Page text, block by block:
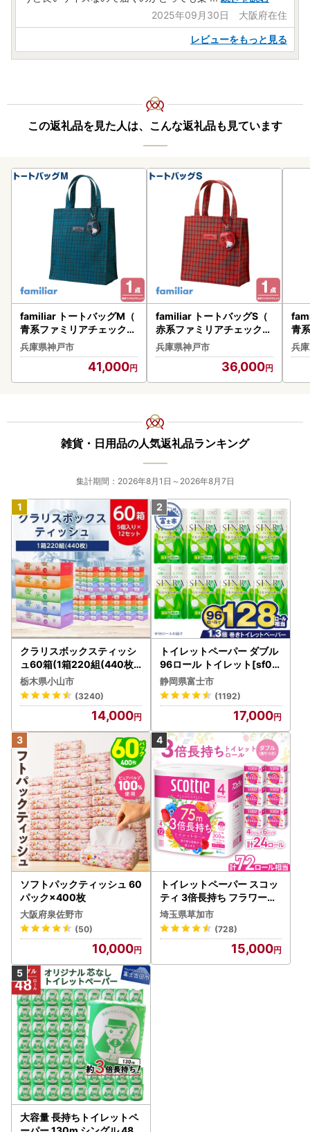
2025年09月30日 大阪府在住
レビューをもっと見る
この返礼品を見た人は、こんな返礼品も見ています
familiar トートバッグM（
青系ファミリアチェック）
【2026年12月下旬～202
07年1月下旬頃目安にお届
兵庫県神戸市
41,000
familiar トートバッグS（
赤系ファミリアチェック）
【2026年11月下旬～12月
下旬頃目安にお届け予定】
兵庫県神戸市
36,000
青
【
下
兵
雑貨・日用品の人気返礼品ランキング
集計期間：2026年8月1日～2026年8月7日
クラリスボックスティッシ
ュ60箱(1箱220組(440枚))
(5個入り×12セット)【配送
不可地域：離島・沖縄県】
【1256759】
栃木県小山市
(3240)
14,000
トイレットペーパー ダブル
96ロール トイレット[sf00
1-012]
静岡県富士市
(1192)
17,000
ソフトパックティッシュ 60
パック×400枚
大阪府泉佐野市
(50)
10,000
トイレットペーパー スコッ
ティ 3倍長持ち フラワーパ
ック 4ロール×6P
埼玉県草加市
(728)
15,000
大容量 長持ちトイレットペ